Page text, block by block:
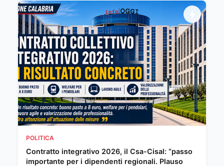
POLITICA
Contratto integrativo 2026, il Csa-Cisal: “passo
importante per i dipendenti regionali. Plauso